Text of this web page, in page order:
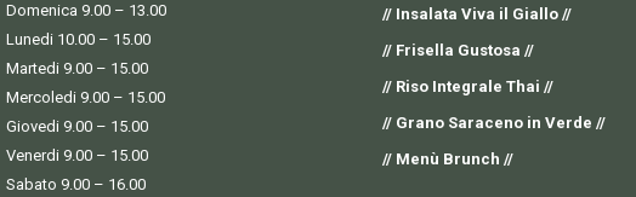
Domenica 9.00 – 13.00
Lunedi 10.00 – 15.00
Martedi 9.00 – 15.00
Mercoledi 9.00 – 15.00
Giovedi 9.00 – 15.00
Venerdi 9.00 – 15.00
Sabato 9.00 – 16.00
// Insalata Viva il Giallo //
// Frisella Gustosa //
// Riso Integrale Thai //
// Grano Saraceno in Verde //
// Menù Brunch //